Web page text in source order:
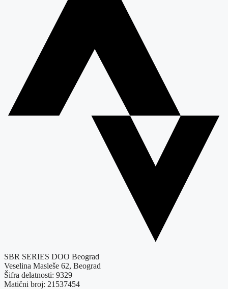
SBR SERIES DOO Beograd
Veselina Masleše 62, Beograd
Šifra delatnosti: 9329
Matični broj: 21537454